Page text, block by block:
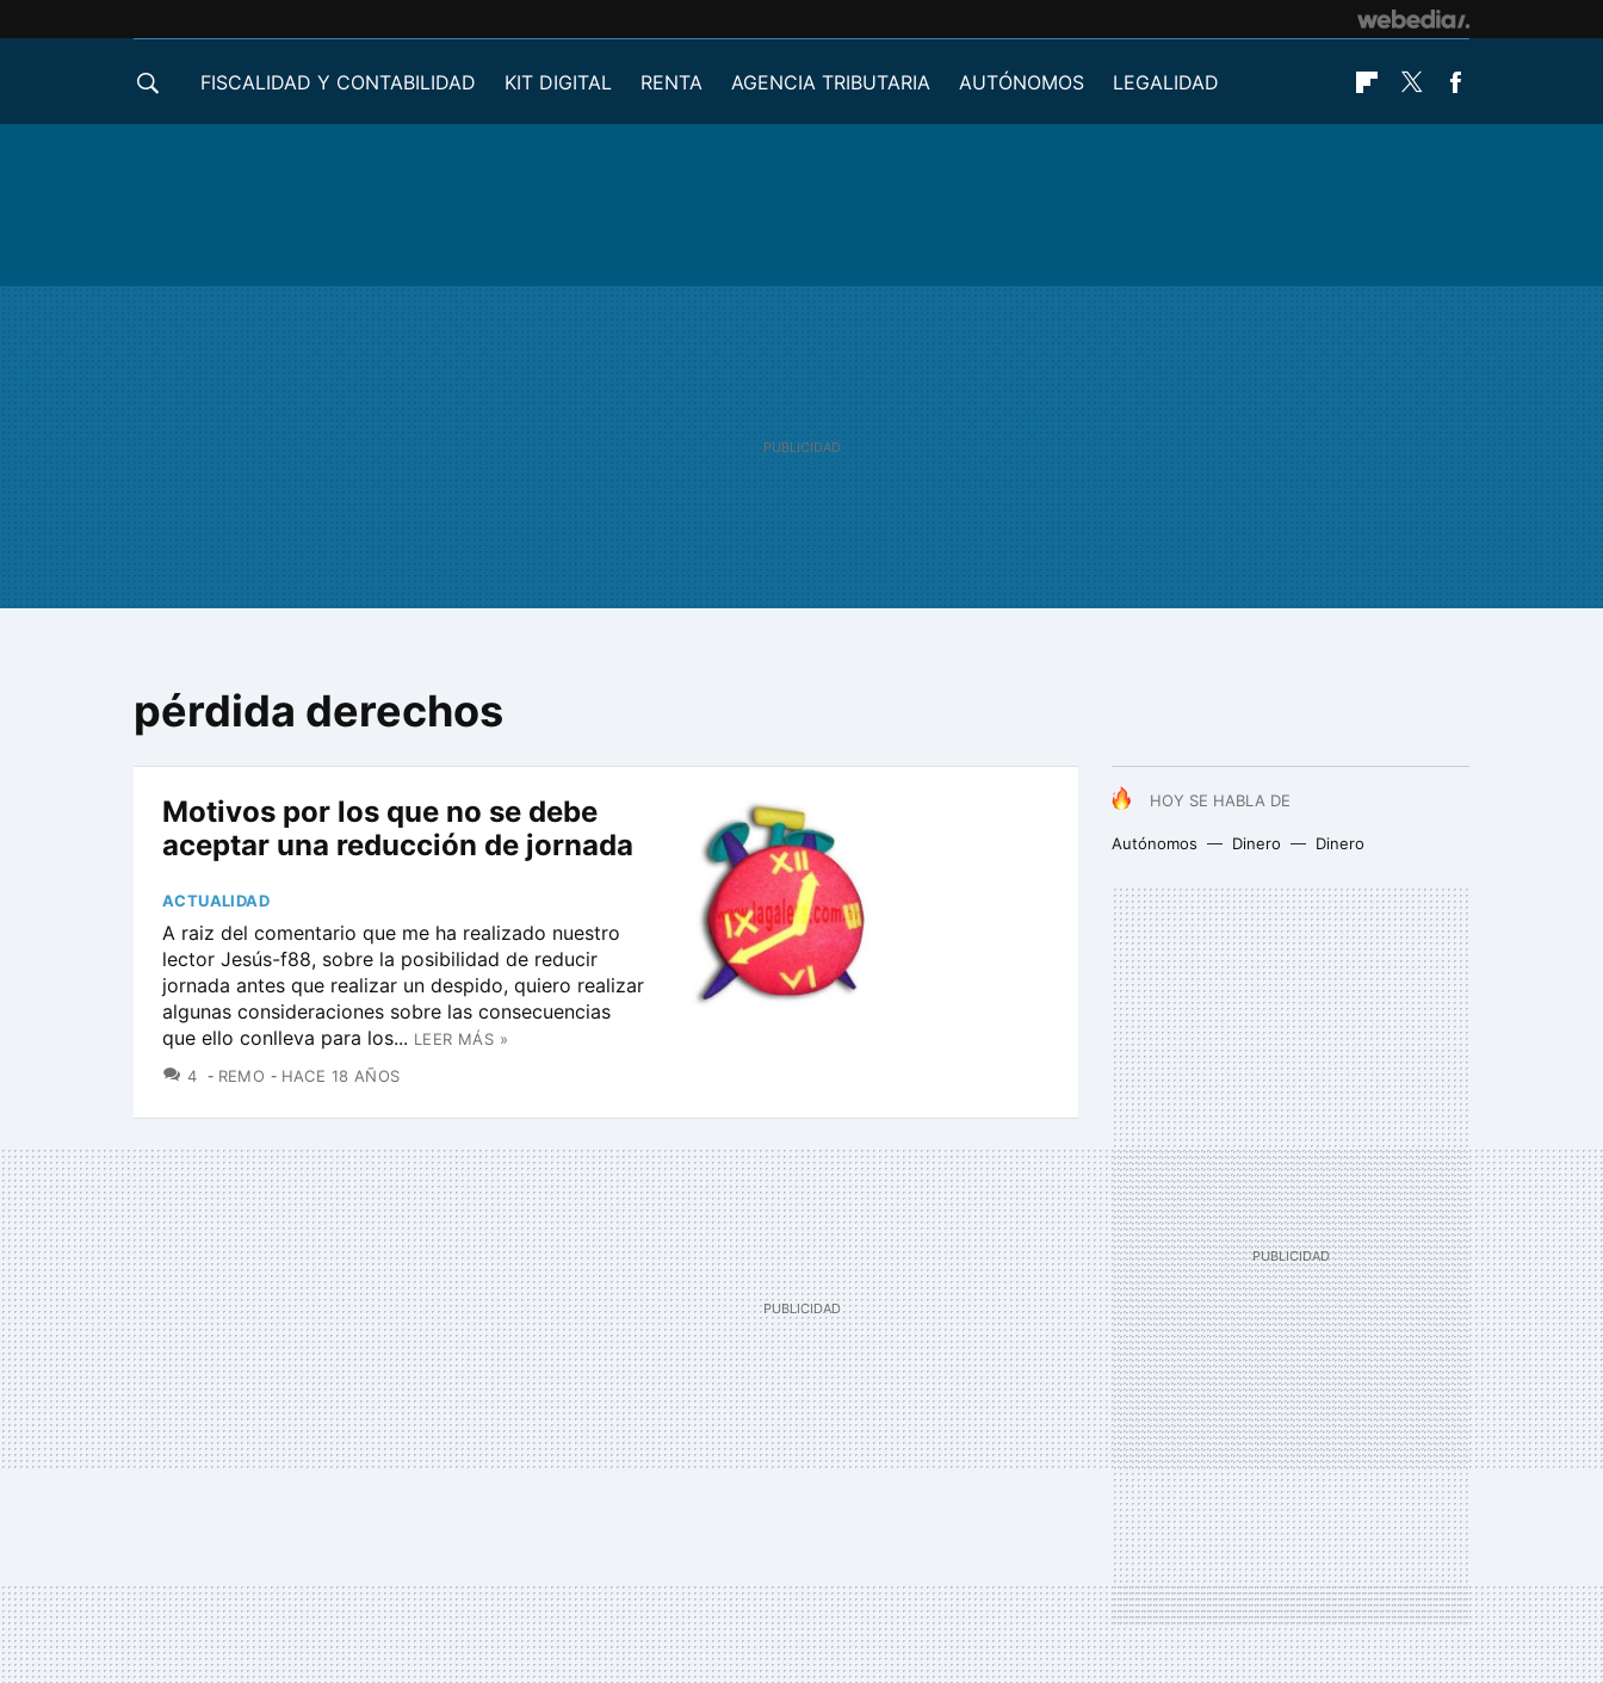
FISCALIDAD Y CONTABILIDAD KIT DIGITAL RENTA AGENCIA TRIBUTARIA AUTÓNOMOS
LEGALIDAD
Flipboard
Twitter
pérdida derechos
HOY SE HABLA DE
Autónomos Dinero Dinero
Motivos por los que no se debe
aceptar una reducción de jornada
ACTUALIDAD
A raiz del comentario que me ha realizado nuestro
lector Jesús-f88, sobre la posibilidad de reducir
jornada antes que realizar un despido, quiero realizar
algunas consideraciones sobre las consecuencias
que ello conlleva para los... LEER MÁS »
4 COMENTARIOS
REMO HACE 18 AÑOS